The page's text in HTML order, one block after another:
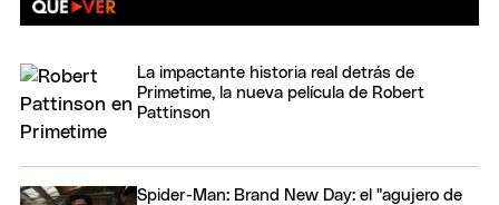
La impactante historia real detrás de
Primetime, la nueva película de Robert
Pattinson
Spider-Man: Brand New Day: el "agujero de